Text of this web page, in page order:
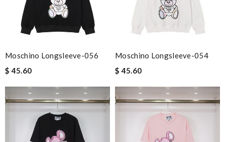
Moschino Longsleeve-056
$ 45.60
Moschino Longsleeve-054
$ 45.60